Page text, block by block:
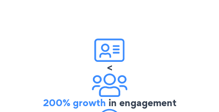
<
200% growth in engagement